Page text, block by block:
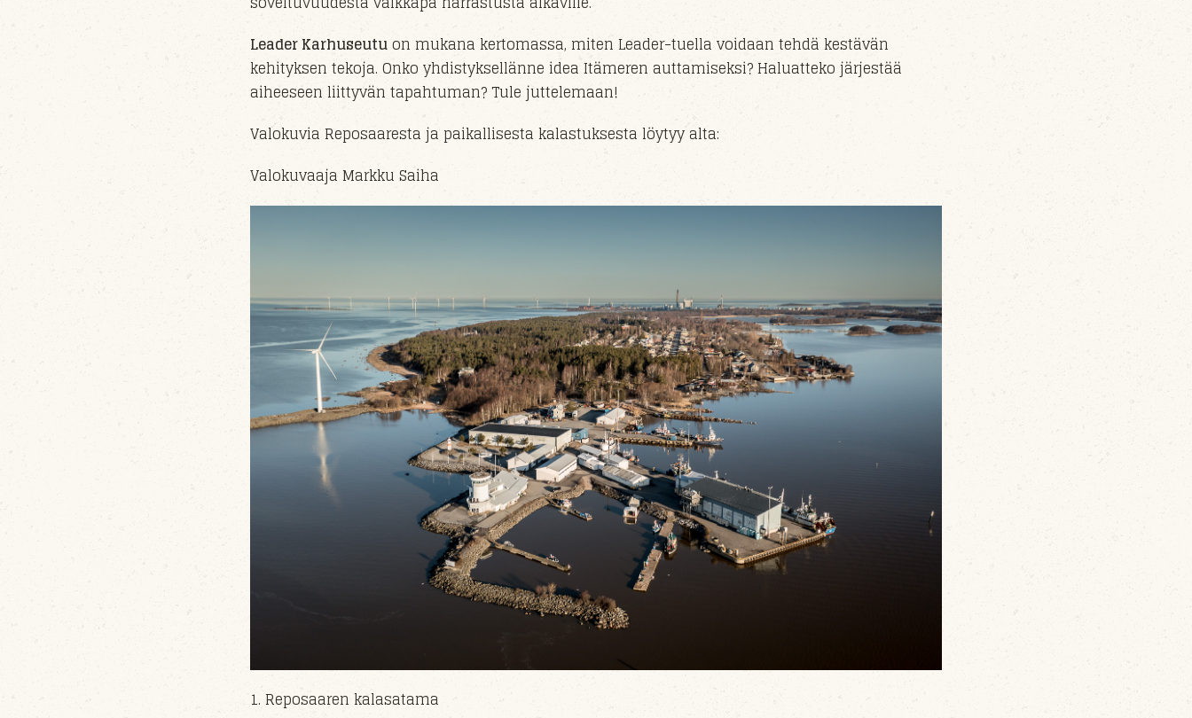
Leader Karhuseutuon mukana kertomassa, miten Leader-tuella voidaan tehdä kestävän
kehityksen tekoja. Onko yhdistyksellänne idea Itämeren auttamiseksi? Haluatteko järjestää
aiheeseen liittyvän tapahtuman? Tule juttelemaan!
Valokuvia Reposaaresta ja paikallisesta kalastuksesta löytyy alta:
Valokuvaaja Markku Saiha
1. Reposaaren kalasatama